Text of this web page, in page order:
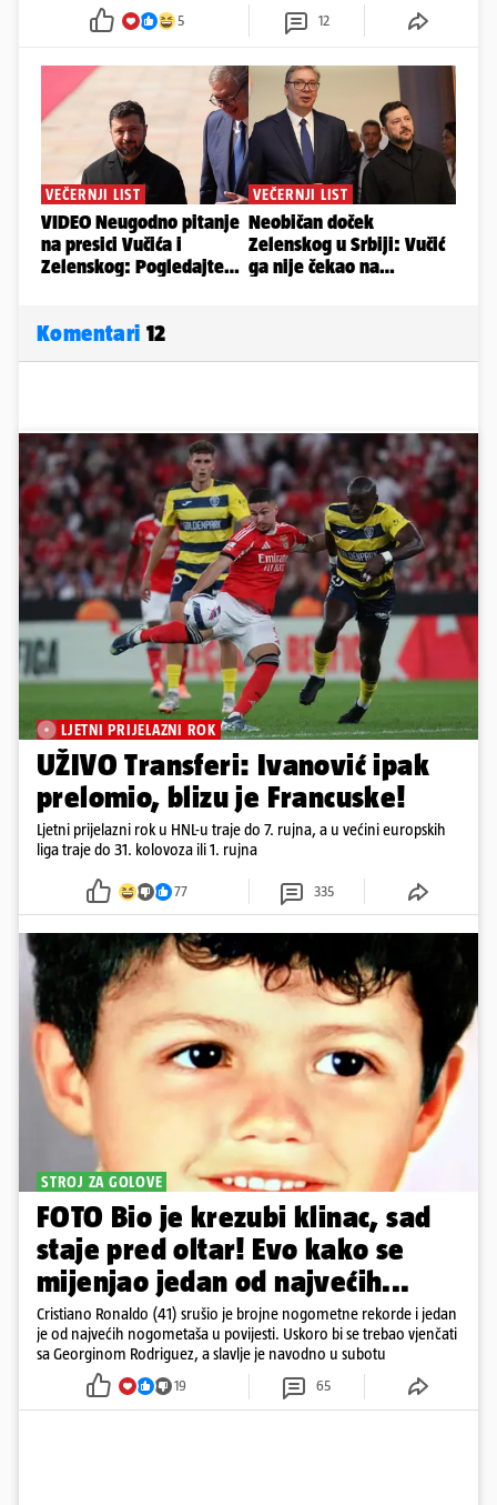
5 12
Komentari 12
LJETNI PRIJELAZNI ROK
UŽIVO Transferi: Ivanović ipak
prelomio, blizu je Francuske!
Ljetni prijelazni rok u HNL-u traje do 7. rujna, a u većini europskih
liga traje do 31. kolovoza ili 1. rujna
77 335
STROJ ZA GOLOVE
FOTO Bio je krezubi klinac, sad
staje pred oltar! Evo kako se
mijenjao jedan od najvećih...
Cristiano Ronaldo (41) srušio je brojne nogometne rekorde i jedan
je od najvećih nogometaša u povijesti. Uskoro bi se trebao vjenčati
sa Georginom Rodriguez, a slavlje je navodno u subotu
19 65